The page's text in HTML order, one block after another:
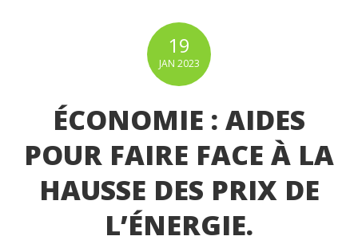
19
JAN 2023
ÉCONOMIE : AIDES
POUR FAIRE FACE À LA
HAUSSE DES PRIX DE
L’ÉNERGIE.